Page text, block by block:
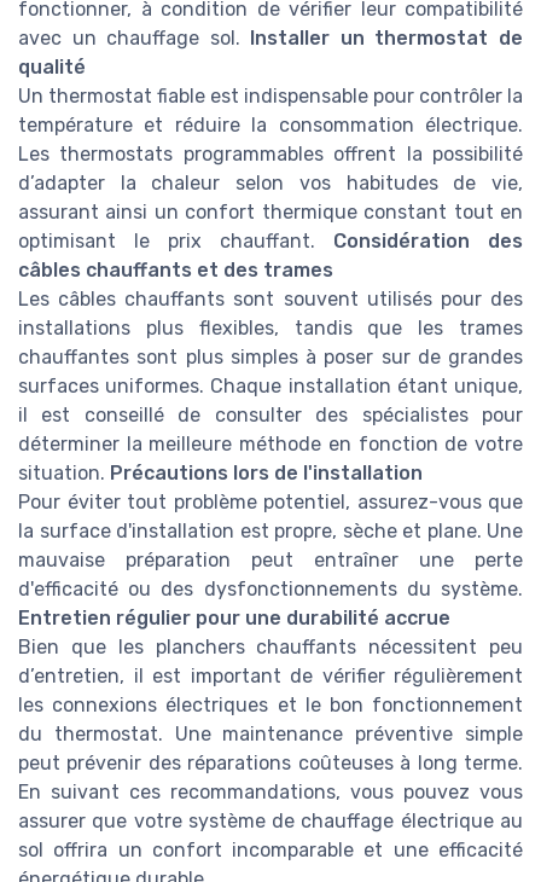
fonctionner, à condition de vérifier leur compatibilité
avec un chauffage sol. Installer un thermostat de
qualité
Un thermostat fiable est indispensable pour contrôler la
température et réduire la consommation électrique.
Les thermostats programmables offrent la possibilité
d’adapter la chaleur selon vos habitudes de vie,
assurant ainsi un confort thermique constant tout en
optimisant le prix chauffant. Considération des
câbles chauffants et des trames
Les câbles chauffants sont souvent utilisés pour des
installations plus flexibles, tandis que les trames
chauffantes sont plus simples à poser sur de grandes
surfaces uniformes. Chaque installation étant unique,
il est conseillé de consulter des spécialistes pour
déterminer la meilleure méthode en fonction de votre
situation. Précautions lors de l'installation
Pour éviter tout problème potentiel, assurez-vous que
la surface d'installation est propre, sèche et plane. Une
mauvaise préparation peut entraîner une perte
d'efficacité ou des dysfonctionnements du système.
Entretien régulier pour une durabilité accrue
Bien que les planchers chauffants nécessitent peu
d’entretien, il est important de vérifier régulièrement
les connexions électriques et le bon fonctionnement
du thermostat. Une maintenance préventive simple
peut prévenir des réparations coûteuses à long terme.
En suivant ces recommandations, vous pouvez vous
assurer que votre système de chauffage électrique au
sol offrira un confort incomparable et une efficacité